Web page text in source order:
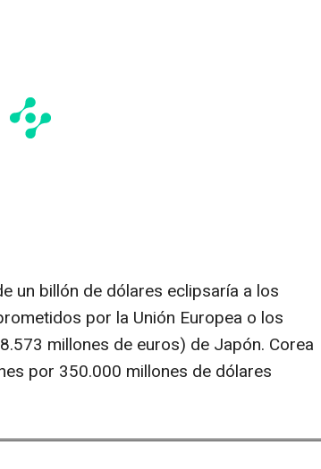
un billón de dólares eclipsaría a los
por la Unión Europea o los
millones de euros) de Japón. Corea
por 350.000 millones de dólares